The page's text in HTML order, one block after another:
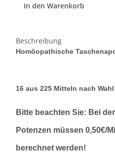
In den Warenkorb
Beschreibung
Homöopathische
16 aus 225 Mitteln nach Wahl
Bitte beachten Sie: Bei
Potenzen müssen 0,50€/
berechnet werden!